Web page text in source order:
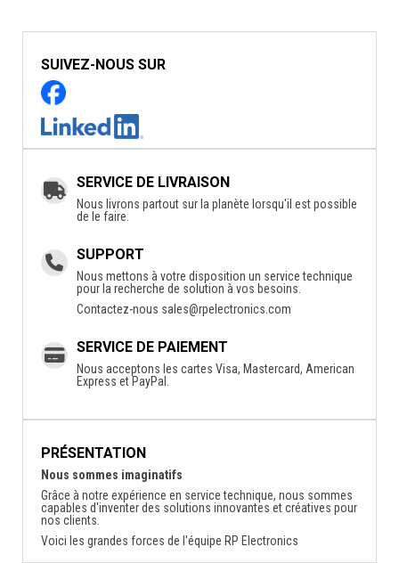
SUIVEZ-NOUS SUR
SERVICE DE LIVRAISON
Nous livrons partout sur la planète lorsqu'il est possible
de le faire.
SUPPORT
Nous mettons à votre disposition un service technique
pour la recherche de solution à vos besoins.
Contactez-nous sales@rpelectronics.com
SERVICE DE PAIEMENT
Nous acceptons les cartes Visa, Mastercard, American
Express et PayPal.
PRÉSENTATION
Nous sommes imaginatifs
Grâce à notre expérience en service technique, nous sommes
capables d'inventer des solutions innovantes et créatives pour
nos clients.
Voici les grandes forces de l'équipe RP Electronics